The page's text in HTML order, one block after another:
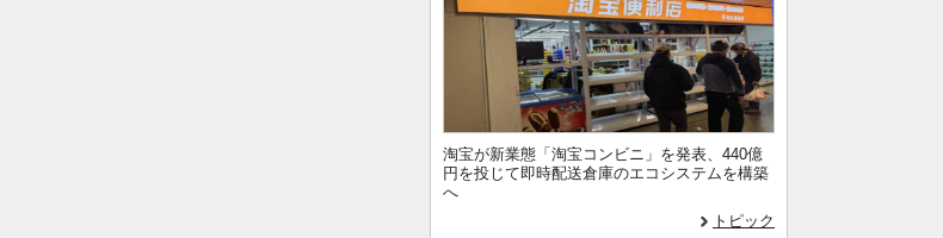
淘宝が新業態「淘宝コンビニ」を発表、440億
円を投じて即時配送倉庫のエコシステムを構築
へ
トピック